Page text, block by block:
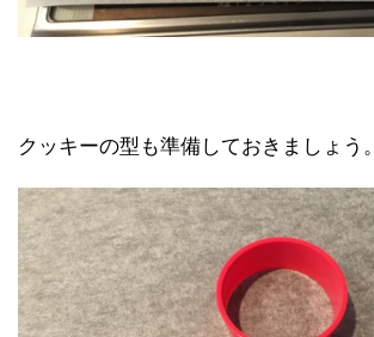
クッキーの型も準備しておきましょう。